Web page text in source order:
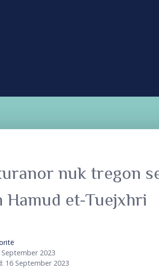
nuk tregon
Hamud et-Tuejxhri
2023
16 September 2023